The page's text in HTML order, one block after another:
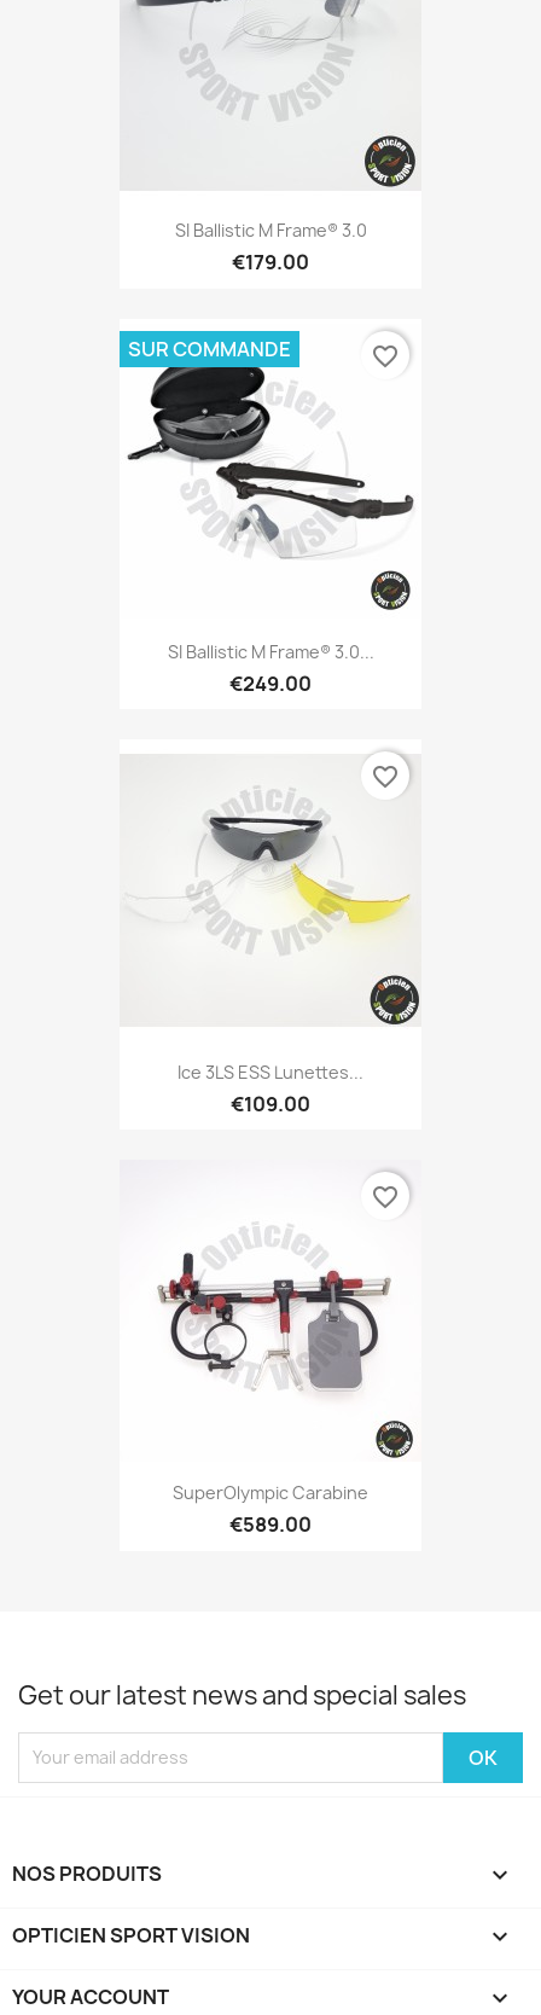
SI Ballistic M Frame® 3.0
€179.00
SI Ballistic M Frame® 3.0...
€249.00
SUR COMMANDE favorite_border
Ice 3LS ESS Lunettes...
€109.00
favorite_border
SuperOlympic Carabine
€589.00
favorite_border
Get our latest news and special sales
NOS PRODUITS 
OPTICIEN SPORT VISION 
YOUR ACCOUNT 